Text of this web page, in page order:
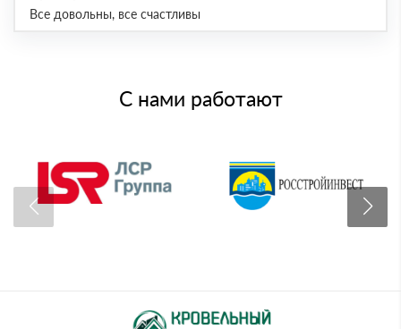
Все довольны, все счастливы
С нами работают